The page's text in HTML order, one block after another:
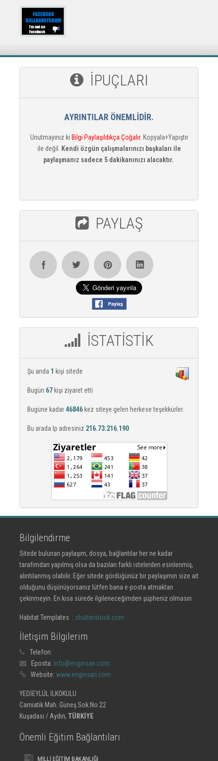
İPUÇLARI
AYRINTILAR ÖNEMLİDİR.
Unutmayınız ki Bilgi Paylaşıldıkça Çoğalır. Kopyala+Yapıştır
ile değil.
Kendi özgün çalışmalarınızı başkaları ile
paylaşmanız sadece 5 dakikanınızı alacaktır.
PAYLAŞ
İSTATİSTİK
Şu anda 1 kişi sitede
Bugün 67 kişi ziyaret etti
Bugüne kadar46846 kez siteye gelen herkese teşekkürler.
Bu arada Ip adresiniz 216.73.216.190
Bilgilendirme
Sitede bulunan paylaşım, dosya, bağlantılar her ne kadar
tarafımdan yapılmış olsa da bazıları farklı istelerden esinlenmiş,
alıntılanmış olabilir. Eğer sitede gördüğünüz bir paylaşımın size ait
olduğunu düşünüyorsanız lütfen bana e-posta atmaktan
çekinmeyin. En kısa sürede ilgileneceğimden şüpheniz olmasın
Habitat Templates : shutterstock.com
İletişim Bilgilerim
Telefon:
Eposta: info@enginsari.com
Website: www.enginsari.com
YEDİEYLÜL İLKOKULU
Camiatik Mah. Güneş Sok.No:22
Kuşadası / Aydın, TÜRKİYE
Önemli Eğitim Bağlantıları
MİLLİ EĞİTİM BAKANLIĞI